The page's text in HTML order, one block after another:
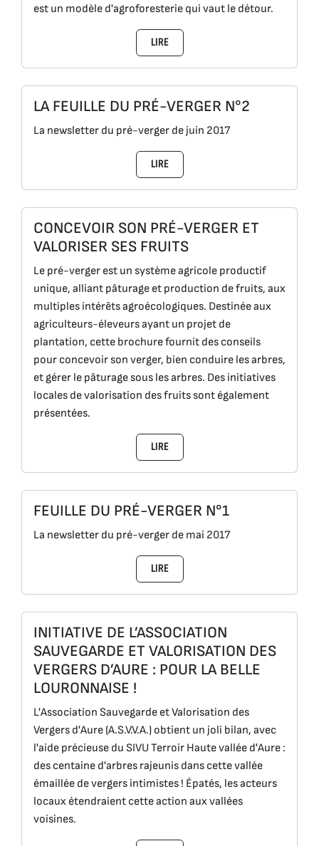
est un modèle d'agroforesterie qui vaut le détour.
LIRE
LA FEUILLE DU PRÉ-VERGER N°2
La newsletter du pré-verger de juin 2017
LIRE
CONCEVOIR SON PRÉ-VERGER ET
VALORISER SES FRUITS
Le pré-verger est un système agricole productif
unique, alliant pâturage et production de fruits, aux
multiples intérêts agroécologiques. Destinée aux
agriculteurs-éleveurs ayant un projet de
plantation, cette brochure fournit des conseils
pour concevoir son verger, bien conduire les arbres,
et gérer le pâturage sous les arbres. Des initiatives
locales de valorisation des fruits sont également
présentées.
LIRE
FEUILLE DU PRÉ-VERGER N°1
La newsletter du pré-verger de mai 2017
LIRE
INITIATIVE DE L’ASSOCIATION
SAUVEGARDE ET VALORISATION DES
VERGERS D’AURE : POUR LA BELLE
LOURONNAISE !
L'Association Sauvegarde et Valorisation des
Vergers d'Aure (A.S.V.V.A.) obtient un joli bilan, avec
l'aide précieuse du SIVU Terroir Haute vallée d'Aure :
des centaine d'arbres rajeunis dans cette vallée
émaillée de vergers intimistes ! Épatés, les acteurs
locaux étendraient cette action aux vallées
voisines.